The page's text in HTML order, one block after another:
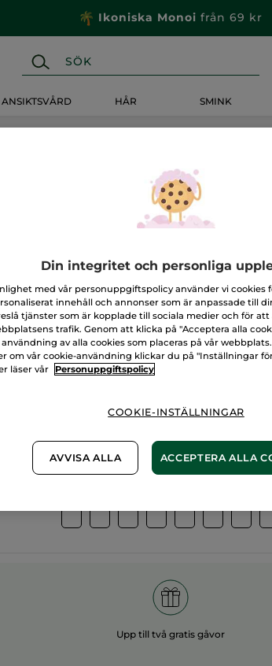
Ikoniska Monoi från 69 kr
ANSIKTSVÅRD HÅR SMINK
vegetabiliska
Övriga kategorier
Upp till två gratis gåvor
Din integritet och personliga
med vår personuppgiftspolicy använder vi cookies
innehåll och annonser som är anpassade till
tjänster som är kopplade till sociala medier och för att
trafik. Genom att klicka på "Acceptera alla
av alla cookies som placeras på vår
om vår cookie-användning klickar du på "Inställningar
läser vår
Personuppgiftspolicy
COOKIE-INSTÄLLNINGAR
AVVISA ALLA ACCEPTERA ALLA